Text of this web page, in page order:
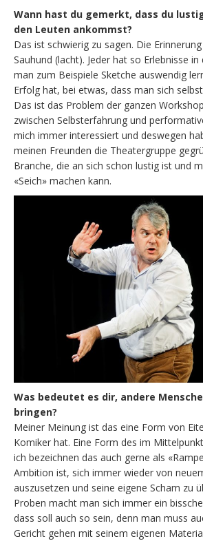
Wann hast du gemerkt, dass du
den Leuten ankommst?
Das ist schwierig zu sagen. Die
Sauhund (lacht). Jeder hat so Erlebnisse in
man zum Beispiele Sketche auswendig
Erfolg hat, bei etwas, dass man sich
Das ist das Problem der ganzen
zwischen Selbsterfahrung und
mich immer interessiert und deswegen
meinen Freunden die Theatergruppe
Branche, die an sich schon lustig ist und
«Seich» machen kann.
Was bedeutet es dir, andere
bringen?
Meiner Meinung ist das eine Form von
Komiker hat. Eine Form des im
ich bezeichnen das auch gerne als
Ambition ist, sich immer wieder von
auszusetzen und seine eigene Scham zu
Proben macht man sich immer ein
dass soll auch so sein, denn man muss
Gericht gehen mit seinem eigenen